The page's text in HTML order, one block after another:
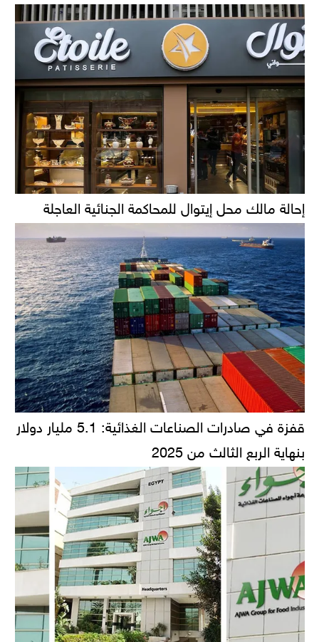
إحالة مالك محل إيتوال للمحاكمة الجنائية العاجلة
قفزة في صادرات الصناعات الغذائية: 5.1 مليار دولار
بنهاية الربع الثالث من 2025